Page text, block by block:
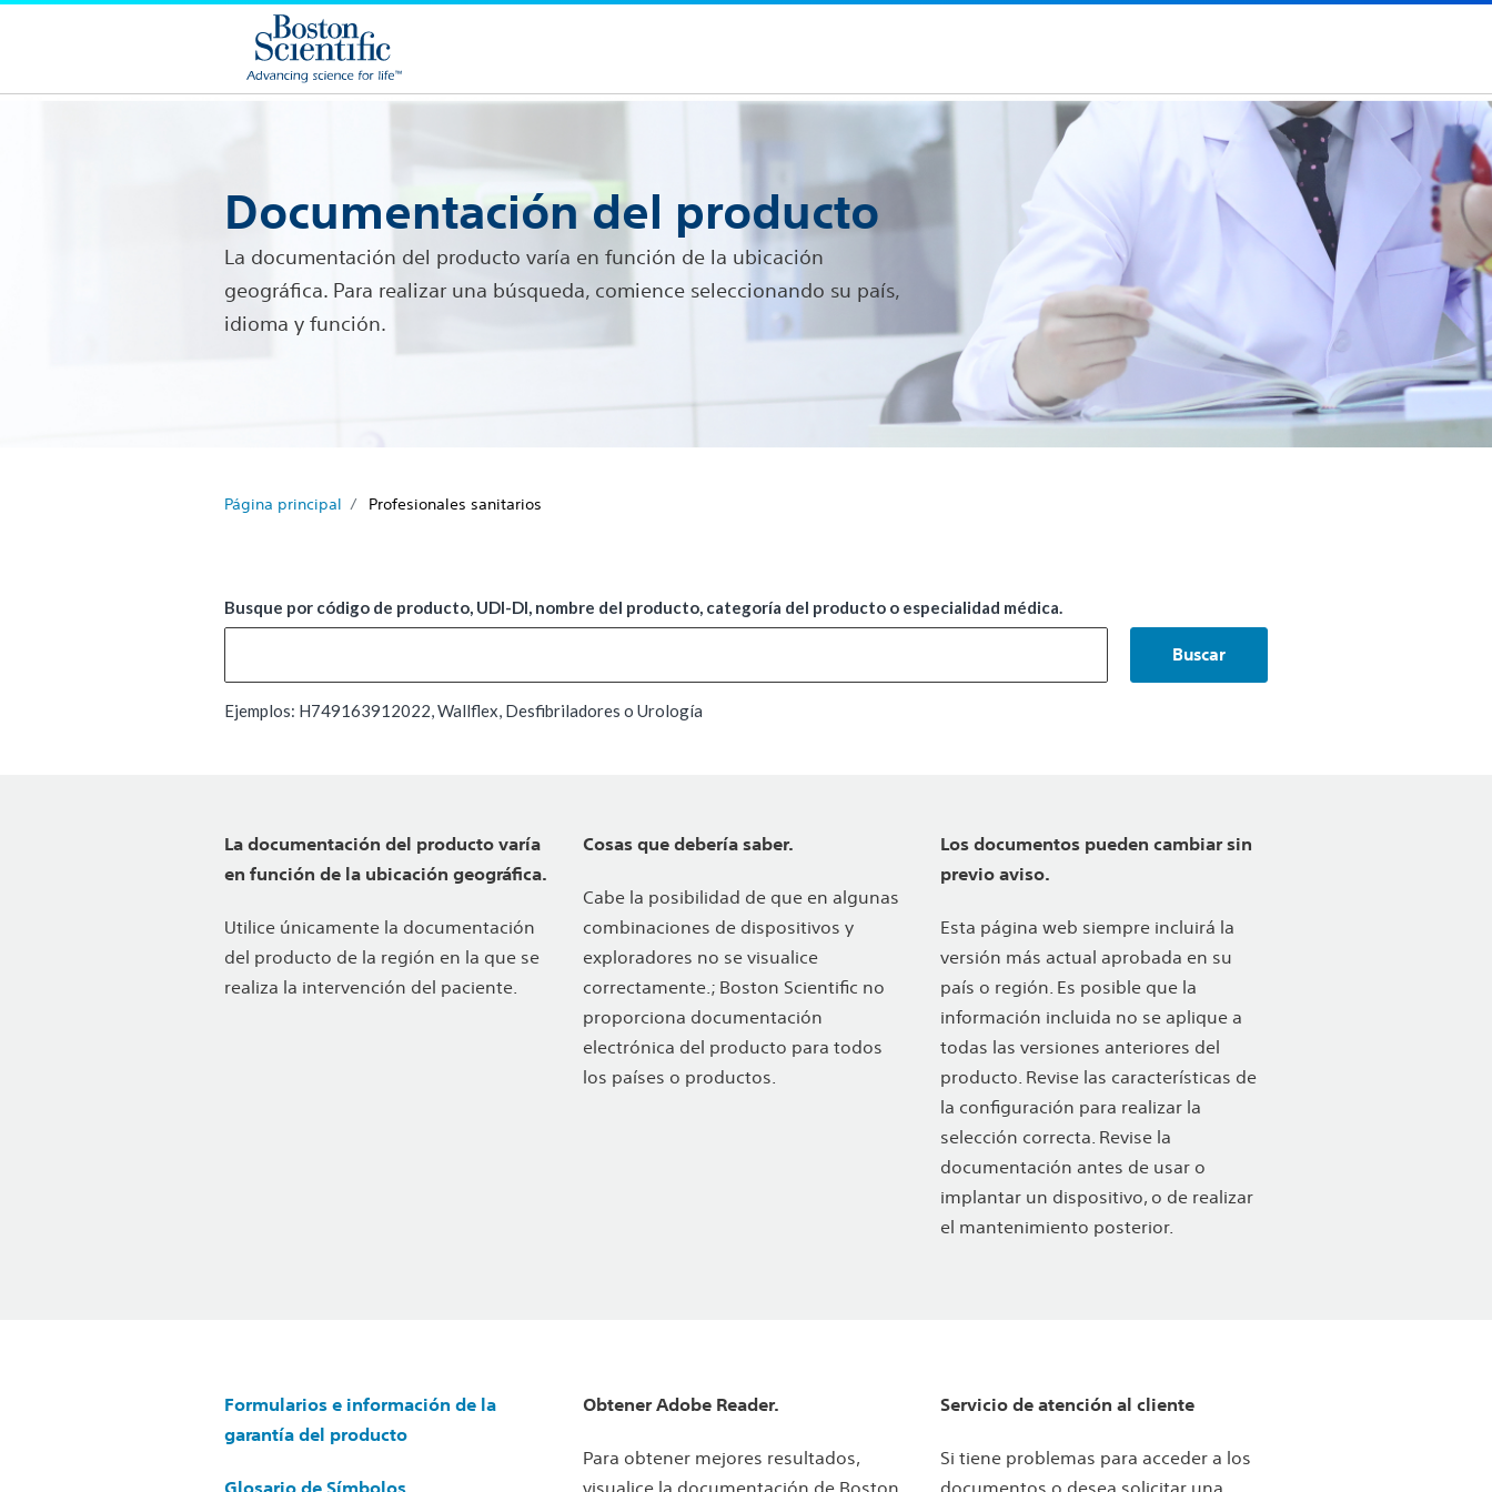
Documentación del producto
La documentación del producto varía en función de la ubicación
geográfica. Para realizar una búsqueda, comience seleccionando su país,
idioma y función.
Página principal Profesionales sanitarios
Busque por código de producto, UDI-DI, nombre del producto, categoría del producto o especialidad médica.
Buscar
Ejemplos: H749163912022, Wallflex, Desfibriladores o Urología
La documentación del producto varía
en función de la ubicación geográfica.
Utilice únicamente la documentación
del producto de la región en la que se
realiza la intervención del paciente.
Cosas que debería saber.
Cabe la posibilidad de que en algunas
combinaciones de dispositivos y
exploradores no se visualice
correctamente.; Boston Scientific no
proporciona documentación
electrónica del producto para todos
los países o productos.
Los documentos pueden cambiar sin
previo aviso.
Esta página web siempre incluirá la
versión más actual aprobada en su
país o región. Es posible que la
información incluida no se aplique a
todas las versiones anteriores del
producto. Revise las características de
la configuración para realizar la
selección correcta. Revise la
documentación antes de usar o
implantar un dispositivo, o de realizar
el mantenimiento posterior.
Formularios e información de la
garantía del producto
Glosario de Símbolos
Obtener Adobe Reader.
Para obtener mejores resultados,
visualice la documentación de Boston
Servicio de atención al cliente
Si tiene problemas para acceder a los
documentos o desea solicitar una